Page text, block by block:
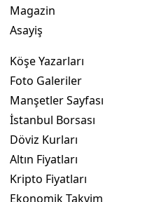
Magazin
Asayiş
Köşe Yazarları
Foto Galeriler
Manşetler Sayfası
İstanbul Borsası
Döviz Kurları
Altın Fiyatları
Kripto Fiyatları
Ekonomik Takvim